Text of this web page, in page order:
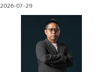
2026-07-29